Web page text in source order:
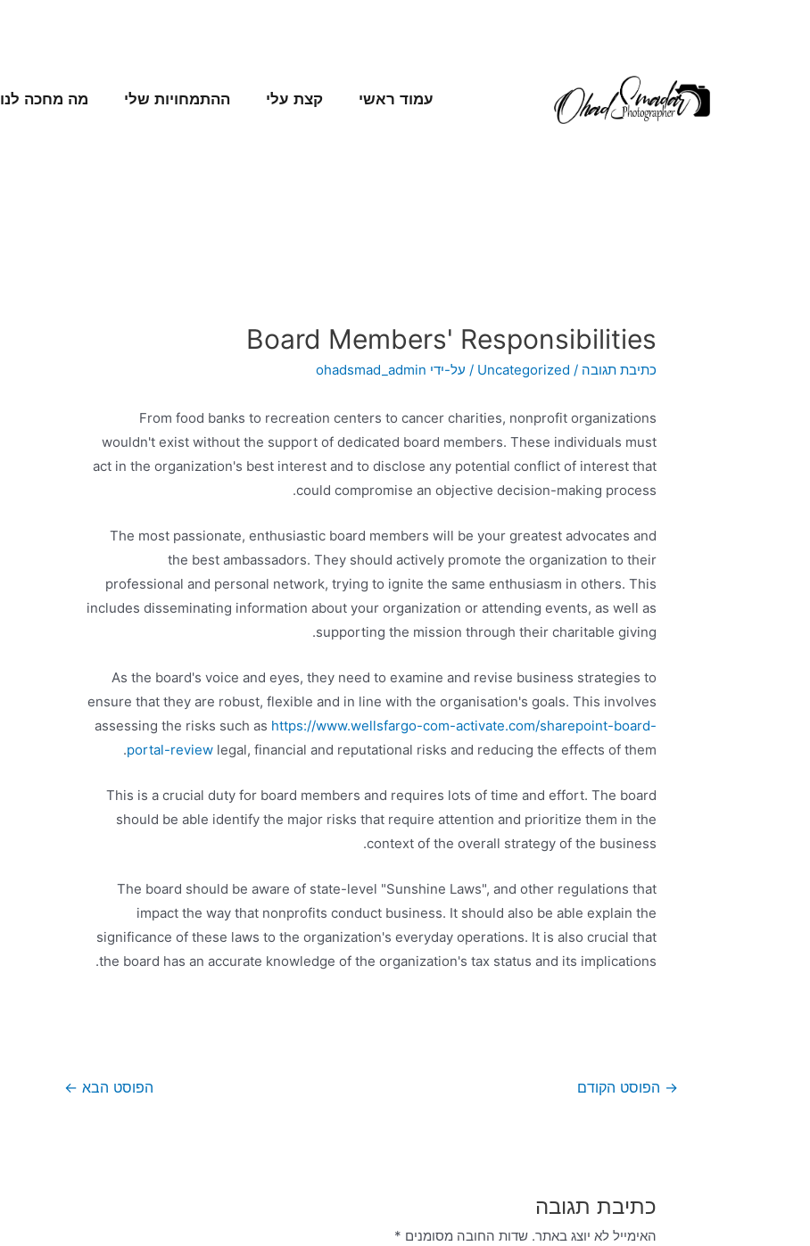
עמוד ראשי קצת עלי ההתמחויות שלי מה מחכה לנו
Board Members' Responsibilities
כתיבת תגובה /
Uncategorized / על-ידי ohadsmad_admin
From food banks to recreation centers to cancer charities, nonprofit organizations
wouldn't exist without the support of dedicated board members. These individuals must
act in the organization's best interest and to disclose any potential conflict of interest that
could compromise an objective decision-making process.
The most passionate, enthusiastic board members will be your greatest advocates and
the best ambassadors. They should actively promote the organization to their
professional and personal network, trying to ignite the same enthusiasm in others. This
includes disseminating information about your organization or attending events, as well as
supporting the mission through their charitable giving.
As the board's voice and eyes, they need to examine and revise business strategies to
ensure that they are robust, flexible and in line with the organisation's goals. This involves
assessing the risks such as https://www.wellsfargo-com-activate.com/sharepoint-board-
portal-reviewlegal, financial and reputational risks and reducing the effects of them.
This is a crucial duty for board members and requires lots of time and effort. The board
should be able identify the major risks that require attention and prioritize them in the
context of the overall strategy of the business.
The board should be aware of state-level "Sunshine Laws", and other regulations that
impact the way that nonprofits conduct business. It should also be able explain the
significance of these laws to the organization's everyday operations. It is also crucial that
the board has an accurate knowledge of the organization's tax status and its implications.
→ הפוסט הקודם הפוסט הבא ←
כתיבת תגובה
האימייל לא יוצג באתר. שדות החובה מסומנים *